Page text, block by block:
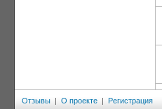
Отзывы | О проекте | Регистрация